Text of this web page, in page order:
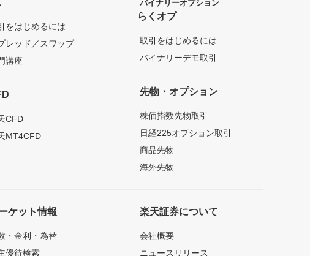
をはじめるには
レッド／スワップ
講座
CFD
MT4CFD
バイナリーオプション
らくオプ
取引をはじめるには
バイナリーデモ取引
先物・オプション
株価指数先物取引
日経225オプション取引
商品先物
海外先物
ケット情報
・金利・為替
優待検索
楽天証券について
会社概要
ニュースリリース